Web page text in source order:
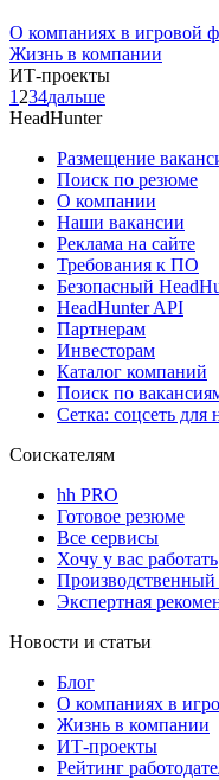
О компаниях в игровой
Жизнь в компании
ИТ-проекты
1 234дальше
HeadHunter
Размещение
Поиск по резюме
О компании
Наши вакансии
Реклама на сайте
Требования к ПО
Безопасный
HeadHunter API
Партнерам
Инвесторам
Каталог компаний
Поиск по
Сетка: соцсеть для
Соискателям
hh PRO
Готовое резюме
Все сервисы
Хочу у вас работать
Производственный
Экспертная
Новости и статьи
Блог
О компаниях в
Жизнь в компании
ИТ-проекты
Рейтинг